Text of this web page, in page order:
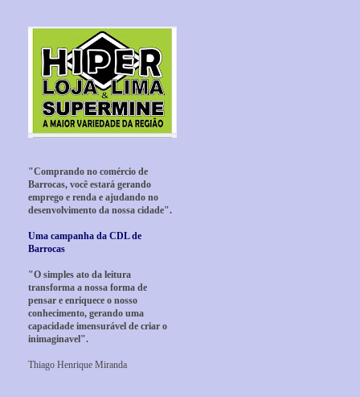
"Comprando no comércio de
Barrocas, você estará gerando
emprego e renda e ajudando no
desenvolvimento da nossa cidade".
Uma campanha da CDL de
Barrocas
"O simples ato da leitura
transforma a nossa forma de
pensar e enriquece o nosso
conhecimento, gerando uma
capacidade imensurável de criar o
inimaginavel".
Thiago Henrique Miranda